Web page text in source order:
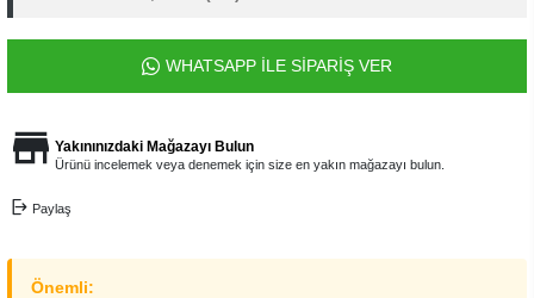
WHATSAPP İLE SİPARİŞ VER
Yakınınızdaki Mağazayı Bulun
Ürünü incelemek veya denemek için size en yakın mağazayı bulun.
Paylaş
Önemli: